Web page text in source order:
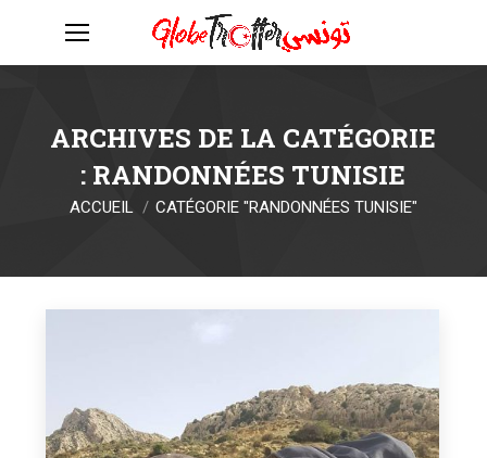
ARCHIVES DE LA CATÉGORIE
: RANDONNÉES TUNISIE
Vous êtes ici :
ACCUEIL CATÉGORIE "RANDONNÉES TUNISIE"